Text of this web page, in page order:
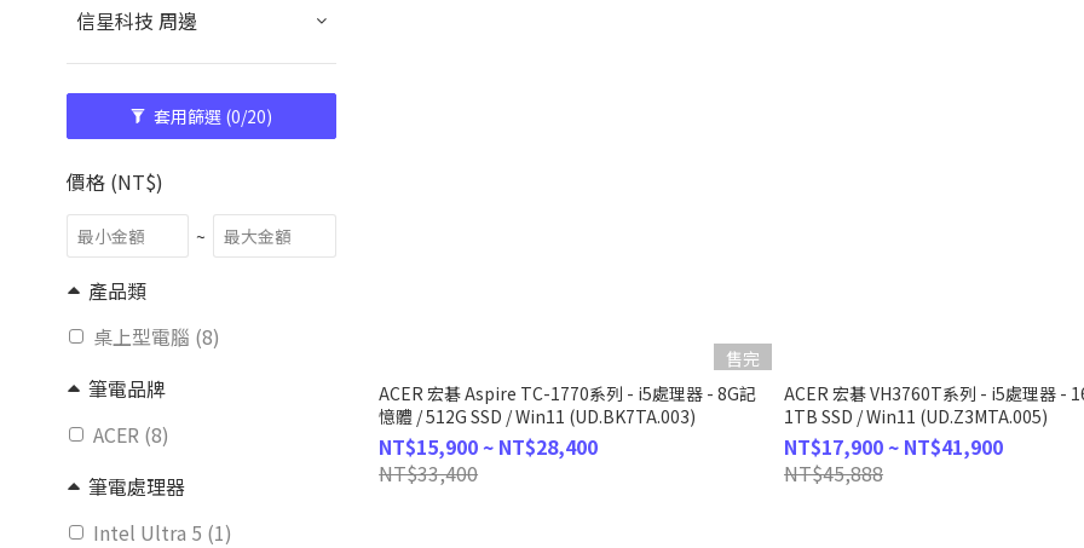
信星科技 周邊
套用篩選 (0/20)
價格 (NT$)
~
產品類
桌上型電腦 (8)
筆電品牌
ACER (8)
筆電處理器
Intel Ultra 5 (1)
售完
ACER 宏碁 Aspire TC-1770系列 - i5處理器 - 8G記
憶體 / 512G SSD / Win11 (UD.BK7TA.003)
NT$15,900 ~ NT$28,400
NT$33,400
ACER 宏碁 VH3760T系列 - i5處理器 -
1TB SSD / Win11 (UD.Z3MTA.005)
NT$17,900 ~ NT$41,900
NT$45,888